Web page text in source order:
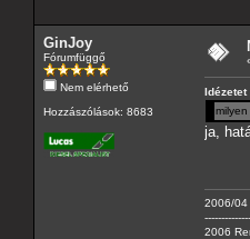
GinJoy
Fórumfüggő
Nem elérhető
Hozzászólások: 8683
Idézetet
ja,
2006/04
2006